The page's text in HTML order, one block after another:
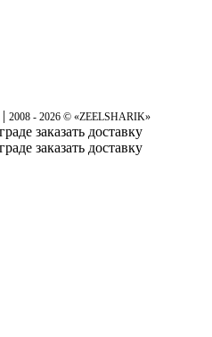
| 2008 - 2026 © «ZEELSHARIK»